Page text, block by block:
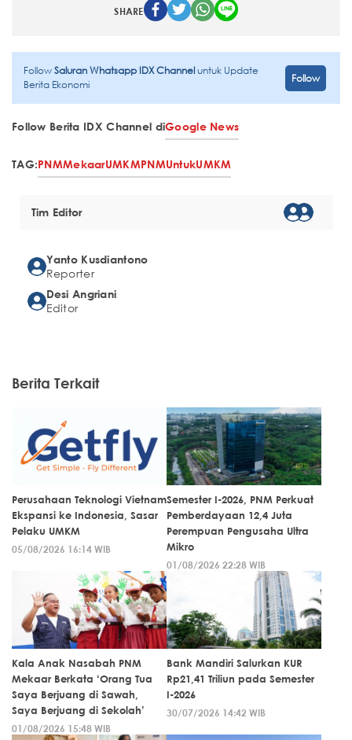
SHARE
FollowSaluran Whatsapp IDX Channeluntuk Update
Berita Ekonomi
Follow
Follow Berita IDX Channel diGoogle News
TAG:PNMMekaarUMKMPNMUntukUMKM
Tim Editor
Yanto Kusdiantono
Reporter
Desi Angriani
Editor
Berita Terkait
Perusahaan Teknologi Vietnam
Ekspansi ke Indonesia, Sasar
Pelaku UMKM
05/08/2026 16:14 WIB
Semester I-2026, PNM Perkuat
Pemberdayaan 12,4 Juta
Perempuan Pengusaha Ultra
Mikro
01/08/2026 22:28 WIB
Kala Anak Nasabah PNM
Mekaar Berkata ‘Orang Tua
Saya Berjuang di Sawah,
Saya Berjuang di Sekolah’
01/08/2026 15:48 WIB
Bank Mandiri Salurkan KUR
Rp21,41 Triliun pada Semester
I-2026
30/07/2026 14:42 WIB